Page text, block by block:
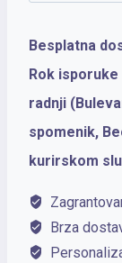
olovka
IM
Premium
Brown
količina
Besplatna
Rok isporuke
radnji
spomenik,
kurirskom
Brza